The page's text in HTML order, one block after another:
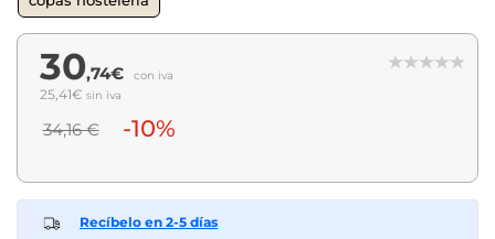
30,74€ con iva
25,41€ sin iva
34,16 € -10%
Recíbelo en 2-5 días